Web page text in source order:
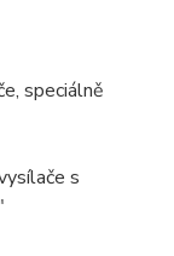
speciálně
s